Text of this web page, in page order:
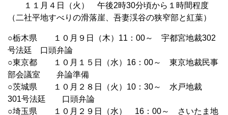
１１月４日（火） 午後2時30分頃から１時間程度
（二社平地すべりの滑落崖、吾妻渓谷の狭窄部と紅葉）
○栃木県 １０月９日（木）11：00～ 宇都宮地裁302
号法廷 口頭弁論
○東京都 １０月１５日（水）16：00～ 東京地裁民事
部会議室 弁論準備
○茨城県 １０月２８日（火）10：30～ 水戸地裁
301号法廷 口頭弁論
○埼玉県 １０月２９日（水） 16：00～ さいたま地